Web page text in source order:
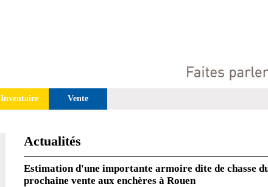
Inventaire Vente
Actualités
Estimation d'une importante armoire dite de chasse
prochaine vente aux enchères à Rouen